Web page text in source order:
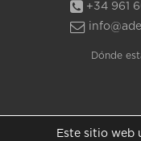
+34 961
Dónde
Este sitio web